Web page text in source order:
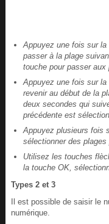
Appuyez une fois sur
passer à la plage
touche pour passer aux
Appuyez une fois sur
revenir au début de la
deux secondes qui
précédente est
Appuyez plusieurs fois
sélectionner des plages
Utilisez les touches
la touche OK,
Types 2 et 3
Il est possible de saisir le
numérique.